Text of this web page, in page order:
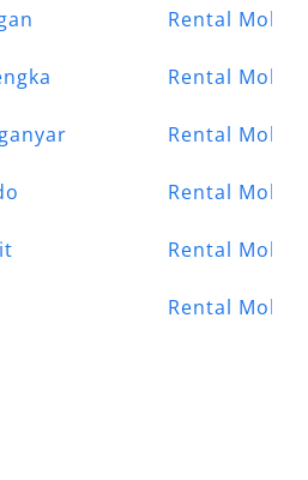
Rental Mobil
Rental Mobil
Rental Mobil
Rental Mobil
Rental Mobil
Rental Mobil